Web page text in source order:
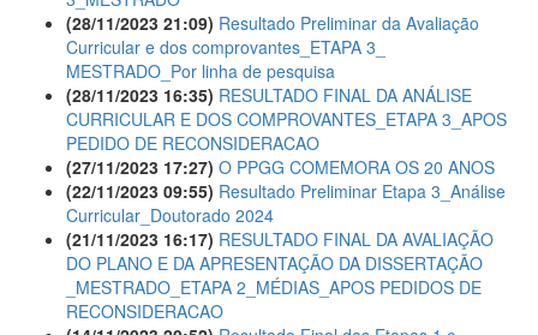
(28/11/2023 21:09) Resultado Preliminar da Avaliação
Curricular e dos comprovantes_ETAPA 3_
MESTRADO_Por linha de pesquisa
(28/11/2023 16:35) RESULTADO FINAL DA ANÁLISE
CURRICULAR E DOS COMPROVANTES_ETAPA 3_APOS
PEDIDO DE RECONSIDERACAO
(27/11/2023 17:27) O PPGG COMEMORA OS 20 ANOS
(22/11/2023 09:55) Resultado Preliminar Etapa 3_Análise
Curricular_Doutorado 2024
(21/11/2023 16:17) RESULTADO FINAL DA AVALIAÇÃO
DO PLANO E DA APRESENTAÇÃO DA DISSERTAÇÃO
_MESTRADO_ETAPA 2_MÉDIAS_APOS PEDIDOS DE
RECONSIDERACAO